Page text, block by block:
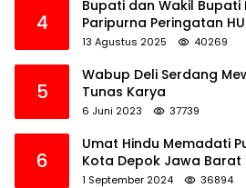
4
Bupati dan Wakil Bupati
Paripurna Peringatan
13 Agustus 2025 40269
5
Wabup Deli Serdang
Tunas Karya
6 Juni 2023 37739
6
Umat Hindu Memadati
Kota Depok Jawa Barat
1 September 2024 36894